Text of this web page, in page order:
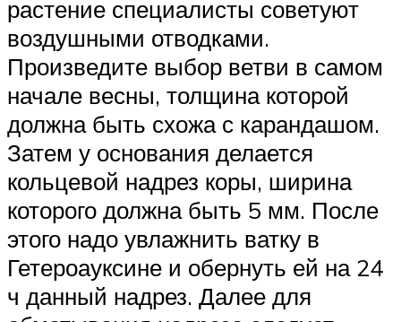
растение специалисты советуют
воздушными отводками.
Произведите выбор ветви в самом
начале весны, толщина которой
должна быть схожа с карандашом.
Затем у основания делается
кольцевой надрез коры, ширина
которого должна быть 5 мм. После
этого надо увлажнить ватку в
Гетероауксине и обернуть ей на 24
ч данный надрез. Далее для